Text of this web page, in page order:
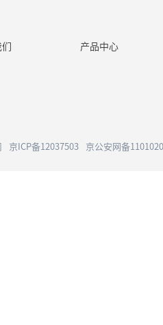
产品中心
京ICP备12037503 京公安网备